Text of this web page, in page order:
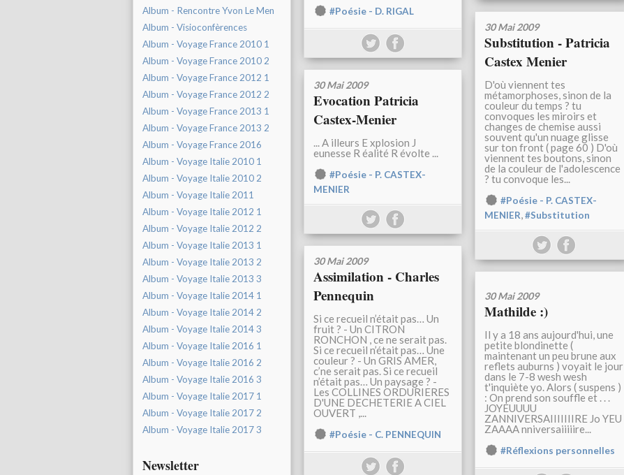
Album - Rencontre Yvon Le Men
Album - Visioconfèrences
Album - Voyage France 2010 1
Album - Voyage France 2010 2
Album - Voyage France 2012 1
Album - Voyage France 2012 2
Album - Voyage France 2013 1
Album - Voyage France 2013 2
Album - Voyage France 2016
Album - Voyage Italie 2010 1
Album - Voyage Italie 2010 2
Album - Voyage Italie 2011
Album - Voyage Italie 2012 1
Album - Voyage Italie 2012 2
Album - Voyage Italie 2013 1
Album - Voyage Italie 2013 2
Album - Voyage Italie 2013 3
Album - Voyage Italie 2014 1
Album - Voyage Italie 2014 2
Album - Voyage Italie 2014 3
Album - Voyage Italie 2016 1
Album - Voyage Italie 2016 2
Album - Voyage Italie 2016 3
Album - Voyage Italie 2017 1
Album - Voyage Italie 2017 2
Album - Voyage Italie 2017 3
Newsletter
#Poésie - D. RIGAL
30 Mai 2009
Substitution - Patricia
Castex Menier
D'où viennent tes
métamorphoses, sinon de la
couleur du temps ? tu
convoques les miroirs et
changes de chemise aussi
souvent qu'un nuage glisse
sur ton front ( page 60 ) D'où
viennent tes boutons, sinon
de la couleur de l'adolescence
? tu convoque les...
#Poésie - P. CASTEX-
MENIER,#Substitution
30 Mai 2009
Evocation Patricia
Castex-Menier
... A illeurs E xplosion J
eunesse R éalité R évolte ...
#Poésie - P. CASTEX-
MENIER
30 Mai 2009
Assimilation - Charles
Pennequin
Si ce recueil n’était pas… Un
fruit ? - Un CITRON
RONCHON , ce ne serait pas.
Si ce recueil n’était pas… Une
couleur ? - Un GRIS AMER,
c’ne serait pas. Si ce recueil
n’était pas… Un paysage ? -
Les COLLINES ORDURIERES
D'UNE DECHETERIE A CIEL
OUVERT ,...
#Poésie - C. PENNEQUIN
30 Mai 2009
Mathilde :)
Il y a 18 ans aujourd'hui, une
petite blondinette (
maintenant un peu brune aux
reflets auburns ) voyait le jour
dans le 7-8 wesh wesh
t'inquiète yo. Alors ( suspens )
: On prend son souffle et . . .
JOYEUUUU
ZANNIVERSAIIIIIIIRE Jo YEU
ZAAAA nniversaiiiiire...
#Réflexions personnelles